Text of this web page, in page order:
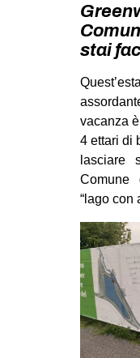
stai
vacanza
4 ettari di
lasciare
Comune
“lago con